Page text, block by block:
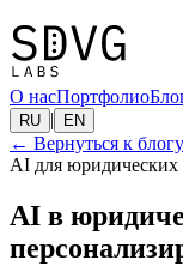
О насПортфолио
RU | EN
← Вернуться к блогу
AI для
AI в